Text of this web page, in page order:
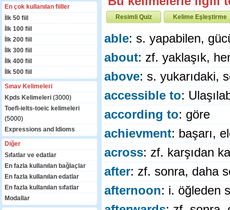
En çok kullanılan fiiller
İlk 50 fiil
İlk 100 fiil
İlk 200 fiil
İlk 300 fiil
İlk 400 fiil
İlk 500 fiil
Sınav Kelimeleri
Kpds Kelimeleri (3000)
Toefl-ielts-toeic kelimeleri
(5000)
Expressions and Idioms
Diğer
Sıfatlar ve edatlar
En fazla kullanılan bağlaçlar
En fazla kullanılan edatlar
En fazla kullanılan sıfatlar
Modallar
Resimli Quiz Kelime Eşleştirme
able: s. yapabilen,
about: zf. yaklaşık,
above: s. yukarıdaki,
accessible to:
according to: göre
achievment: başarı,
across: zf. karşıdan
after: zf. sonra, daha
afternoon: i. öğleden